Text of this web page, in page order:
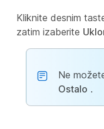
Kliknite desnim
zatim izaberite
Ne
Ostalo .